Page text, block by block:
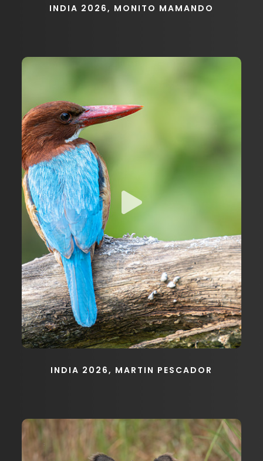
INDIA 2026, MONITO MAMANDO
INDIA 2026, MARTIN PESCADOR